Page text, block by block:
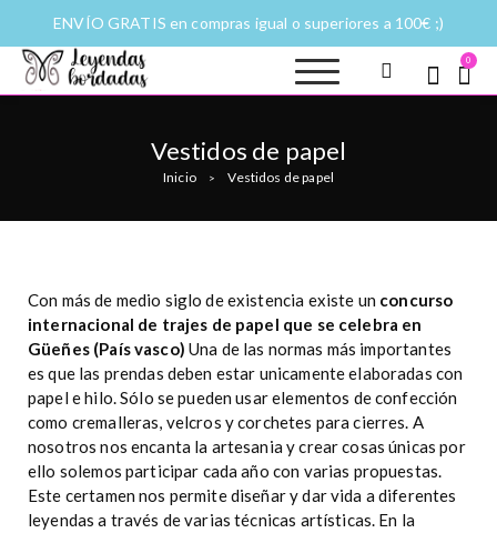
ENVÍO GRATIS en compras igual o superiores a 100€ ;)
Leyendas
0
Vestidos de papel
Inicio > Vestidos de papel
Con más de medio siglo de existencia existe un concurso
internacional de trajes de papel que se celebra en
Güeñes (País vasco) Una de las normas más importantes
es que las prendas deben estar unicamente elaboradas con
papel e hilo. Sólo se pueden usar elementos de confección
como cremalleras, velcros y corchetes para cierres. A
nosotros nos encanta la artesania y crear cosas únicas por
ello solemos participar cada año con varias propuestas.
Este certamen nos permite diseñar y dar vida a diferentes
leyendas a través de varias técnicas artísticas. En la